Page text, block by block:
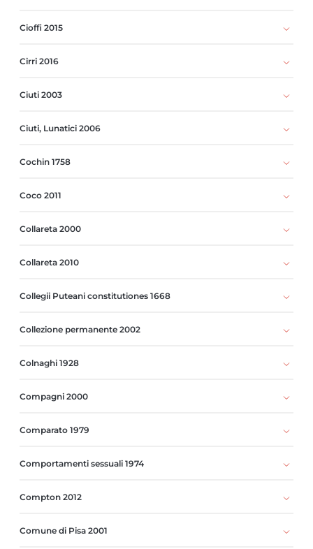
Cioffi 2015
Cirri 2016
Ciuti 2003
Ciuti, Lunatici 2006
Cochin 1758
Coco 2011
Collareta 2000
Collareta 2010
Collegii Puteani constitutiones 1668
Collezione permanente 2002
Colnaghi 1928
Compagni 2000
Comparato 1979
Comportamenti sessuali 1974
Compton 2012
Comune di Pisa 2001